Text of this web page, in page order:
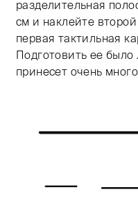
разделительная
см и наклейте
первая тактильная
Подготовить ее было
принесет очень много.